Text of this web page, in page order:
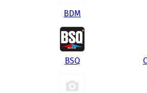
BDM
BSQ